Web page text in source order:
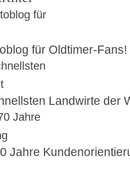
für Oldtimer-Fans!
Landwirte der
Jahre